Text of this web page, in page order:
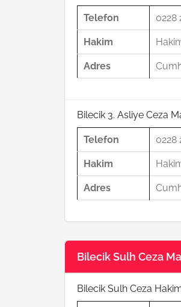
Telefon 0228
Hakim
Adres
Bilecik 3. Asliye Ceza
Telefon 0228
Hakim
Adres
Bilecik Sulh Ceza
Bilecik Sulh Ceza